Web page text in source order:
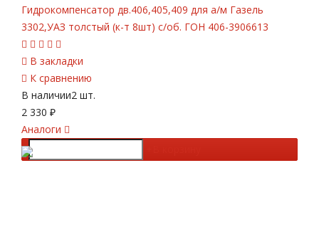
Гидрокомпенсатор дв.406,405,409 для а/м Газель
3302,УАЗ толстый (к-т 8шт) с/об. ГОН 406-3906613
В закладки
К сравнению
В наличии2 шт.
2 330 ₽
Аналоги
-